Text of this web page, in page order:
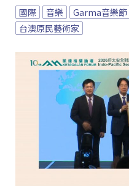
國際 音樂 Garma音樂節
台澳原民藝術家